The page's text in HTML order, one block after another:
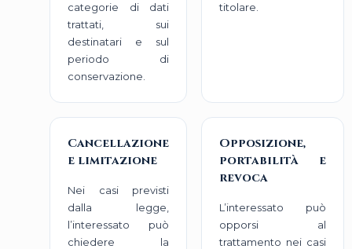
categorie di dati
trattati, sui
destinatari e sul
periodo di
conservazione.
titolare.
Cancellazione
e limitazione
Nei casi previsti
dalla legge,
l’interessato può
chiedere la
Opposizione,
portabilità e
revoca
L’interessato può
opporsi al
trattamento nei casi